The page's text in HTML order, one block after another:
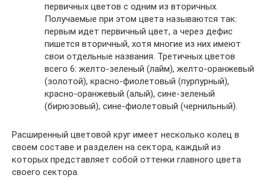
первичных цветов с одним из вторичных.
Получаемые при этом цвета называются так:
первым идет первичный цвет, а через дефис
пишется вторичный, хотя многие из них имеют
свои отдельные названия. Третичных цветов
всего 6: желто-зеленый (лайм), желто-оранжевый
(золотой), красно-фиолетовый (пурпурный),
красно-оранжевый (алый), сине-зеленый
(бирюзовый), сине-фиолетовый (чернильный).
Расширенный цветовой круг имеет несколько колец в
своем составе и разделен на сектора, каждый из
которых представляет собой оттенки главного цвета
своего сектора.